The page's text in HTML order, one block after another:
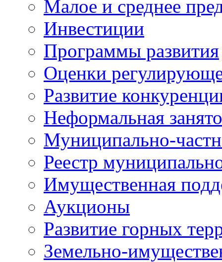
Малое и среднее
Инвестиции
Программы развития
Оценки
Развитие
Неформальная
Муниципально-
Реестр
Имущественная
Аукционы
Развитие горных
Земельно-